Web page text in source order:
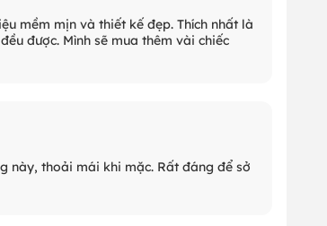
mềm mịn và thiết kế đẹp. Thích nhất là
được. Mình sẽ mua thêm vài chiếc
này, thoải mái khi mặc. Rất đáng để sở